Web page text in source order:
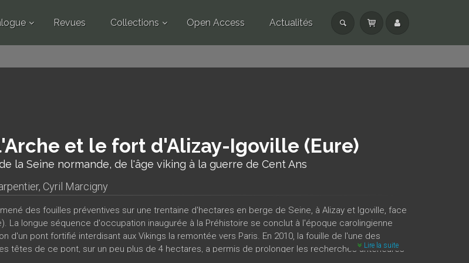
Revues Collections Open Access Actualités
et le fort d'Alizay-Igoville (Eure)
la Seine normande, de l'âge viking à la guerre de Cent Ans
, Cyril Marcigny
mené des fouilles préventives sur une trentaine d'hectares en berge de Seine, à Alizay et Igoville, face
La longue séquence d'occupation inaugurée à la ­Préhistoire se conclut à l'époque carolingienne
d'un pont fortifié interdisant aux Vikings la remontée vers Paris. En 2010, la fouille de l'une des
têtes de ce pont, sur un peu plus de 4 hectares, a permis de prolonger les recherches antérieures
Lire la suite